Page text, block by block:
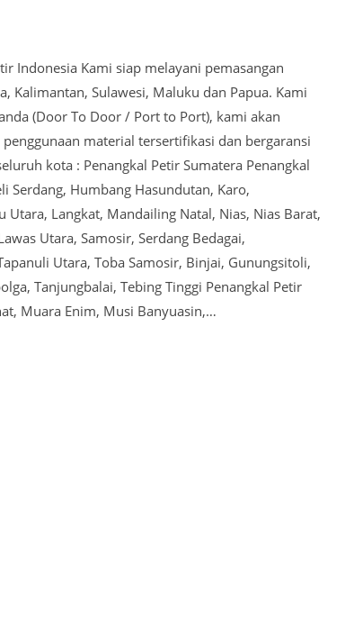
Indonesia Kami siap melayani pemasangan
Kalimantan, Sulawesi, Maluku dan Papua. Kami
(Door To Door / Port to Port), kami akan
material tersertifikasi dan bergaransi
kota : Penangkal Petir Sumatera Penangkal
Serdang, Humbang Hasundutan, Karo,
Langkat, Mandailing Natal, Nias, Nias Barat,
Utara, Samosir, Serdang Bedagai,
Utara, Toba Samosir, Binjai, Gunungsitoli,
Tanjungbalai, Tebing Tinggi Penangkal Petir
Muara Enim, Musi Banyuasin,…